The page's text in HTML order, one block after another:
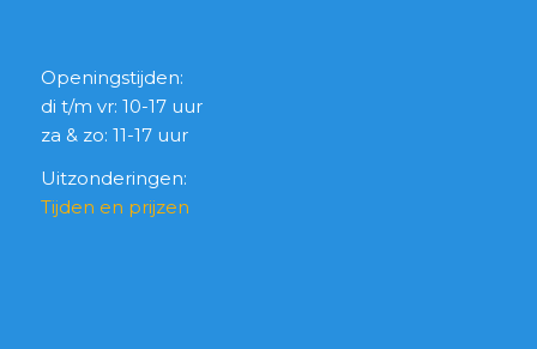
Openingstijden:
di t/m vr: 10-17 uur
za & zo: 11-17 uur
Uitzonderingen:
Tijden en prijzen